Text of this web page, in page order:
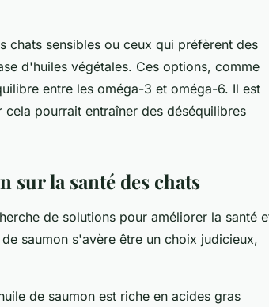
chats sensibles ou ceux qui préfèrent des
d'huiles végétales. Ces options, comme
entre les oméga-3 et oméga-6. Il est
pourrait entraîner des déséquilibres
sur la santé des chats
de solutions pour améliorer la santé
saumon s'avère être un choix judicieux,
de saumon est riche en acides gras